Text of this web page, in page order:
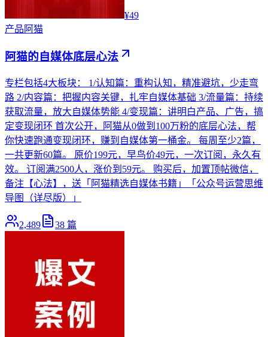
¥49
产品 阿猫
阿猫的自媒体底层心法
专栏包括4大板块： 1/认知篇：重构认知，精准避坑，少走弯
路 2/内容篇：把握内容关键，扎牢自媒体基础 3/流量篇：持续
获取流量，放大自媒体势能 4/变现篇：讲明白产品、广告，搞
定变现闭环 首次公开，阿猫从0做到100万粉的底层心法，帮
你快速跑通变现闭环，赚到自媒体第一桶金。 每周至少2篇，
一共更新60篇。 原价199元，早鸟价49元，一次订阅，永久有
效。 订阅满2500人，涨价到59元。 购买后，加置顶帖微信，
备注【心法】，送「阿猫精选自媒体书籍」「公众号运营思维
导图（详尽版）」
2,489 38 篇